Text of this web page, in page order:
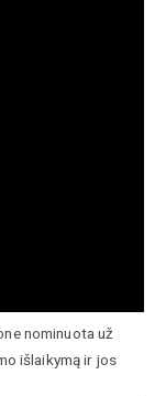
nominuota už
išlaikymą ir jos